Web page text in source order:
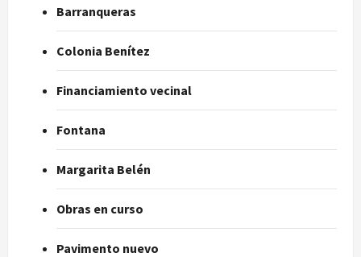
Barranqueras
Colonia Benítez
Financiamiento vecinal
Fontana
Margarita Belén
Obras en curso
Pavimento nuevo